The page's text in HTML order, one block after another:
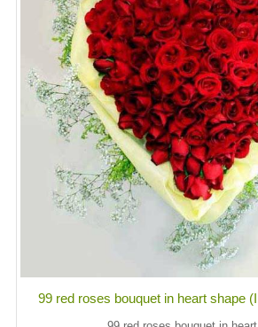
99 red roses bouquet in heart shape